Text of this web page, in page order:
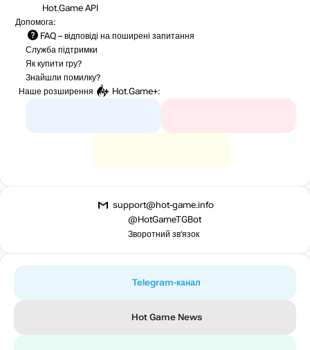
Hot.Game API
Допомога:
FAQ – відповіді на поширені запитання
Служба підтримки
Як купити гру?
Знайшли помилку?
Наше розширення
Hot.Game+:
support@hot-game.info
@HotGameTGBot
Зворотний зв’язок
Telegram-канал
Hot Game News